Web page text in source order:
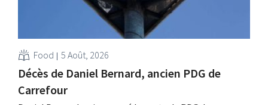
Food 5 Août, 2026
Décès de Daniel Bernard, ancien PDG de
Carrefour